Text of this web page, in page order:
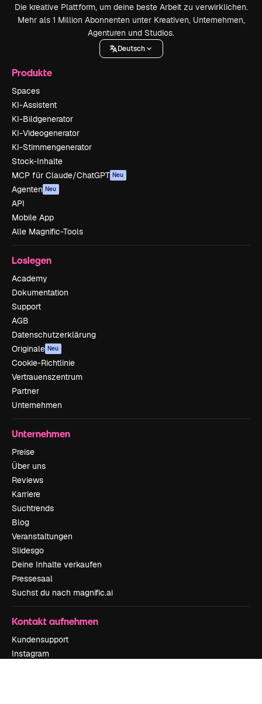
Die kreative Plattform, um deine beste Arbeit zu verwirklichen.
Mehr als 1 Million Abonnenten unter Kreativen, Unternehmen,
Agenturen und Studios.
Deutsch
Produkte
Spaces
KI-Assistent
KI-Bildgenerator
KI-Videogenerator
KI-Stimmengenerator
Stock-Inhalte
MCP für Claude/ChatGPT Neu
Agenten Neu
API
Mobile App
Alle Magnific-Tools
Loslegen
Academy
Dokumentation
Support
AGB
Datenschutzerklärung
Originale Neu
Cookie-Richtlinie
Vertrauenszentrum
Partner
Unternehmen
Unternehmen
Preise
Über uns
Reviews
Karriere
Suchtrends
Blog
Veranstaltungen
Slidesgo
Deine Inhalte verkaufen
Pressesaal
Suchst du nach magnific.ai
Kontakt aufnehmen
Kundensupport
Instagram